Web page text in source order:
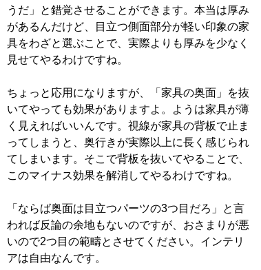
うだ」と錯覚させることができます。本当は厚み
があるんだけど、目立つ側面部分が軽い印象の家
具をわざと選ぶことで、実際よりも厚みを少なく
見せてやるわけですね。
ちょっと応用になりますが、「家具の奥面」を抜
いてやっても効果がありますよ。ようは家具が薄
く見えればいいんです。視線が家具の背板で止ま
ってしまうと、奥行きが実際以上に長く感じられ
てしまいます。そこで背板を抜いてやることで、
このマイナス効果を解消してやるわけですね。
「ならば奥面は目立つパーツの3つ目だろ」と言
われば反論の余地もないのですが、おさまりが悪
いので2つ目の範疇とさせてください。インテリ
アは自由なんです。